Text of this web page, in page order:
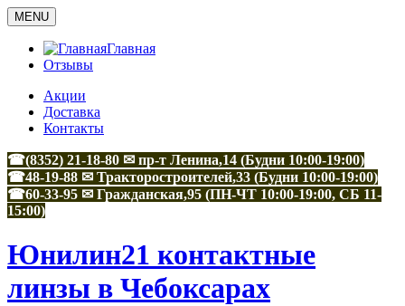
MENU
Главная
Отзывы
Акции
Доставка
Контакты
☎(8352) 21-18-80 ✉ пр-т Ленина,14 (Будни 10:00-19:00)
☎48-19-88 ✉ Тракторостроителей,33 (Будни 10:00-19:00)
☎60-33-95 ✉ Гражданская,95 (ПН-ЧТ 10:00-19:00, СБ 11-
15:00)
Юнилин21 контактные
линзы в Чебоксарах